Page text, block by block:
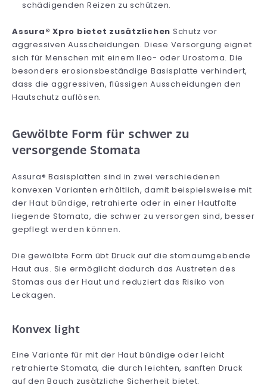
schädigenden Reizen zu schützen.
Assura® Xpro bietet zusätzlichen Schutz vor
aggressiven Ausscheidungen. Diese Versorgung eignet
sich für Menschen mit einem Ileo- oder Urostoma. Die
besonders erosionsbeständige Basisplatte verhindert,
dass die aggressiven, flüssigen Ausscheidungen den
Hautschutz auflösen.
Gewölbte Form für schwer zu
versorgende Stomata
Assura® Basisplatten sind in zwei verschiedenen
konvexen Varianten erhältlich, damit beispielsweise mit
der Haut bündige, retrahierte oder in einer Hautfalte
liegende Stomata, die schwer zu versorgen sind, besser
gepflegt werden können.
Die gewölbte Form übt Druck auf die stomaumgebende
Haut aus. Sie ermöglicht dadurch das Austreten des
Stomas aus der Haut und reduziert das Risiko von
Leckagen.
Konvex light
Eine Variante für mit der Haut bündige oder leicht
retrahierte Stomata, die durch leichten, sanften Druck
auf den Bauch zusätzliche Sicherheit bietet.